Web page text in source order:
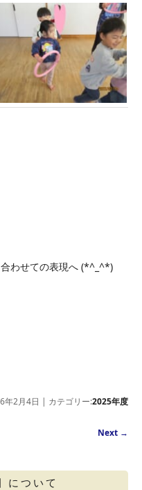
わせての表現へ (*^_^*)
年2月4日 | カテゴリー:2025年度
Next →
について